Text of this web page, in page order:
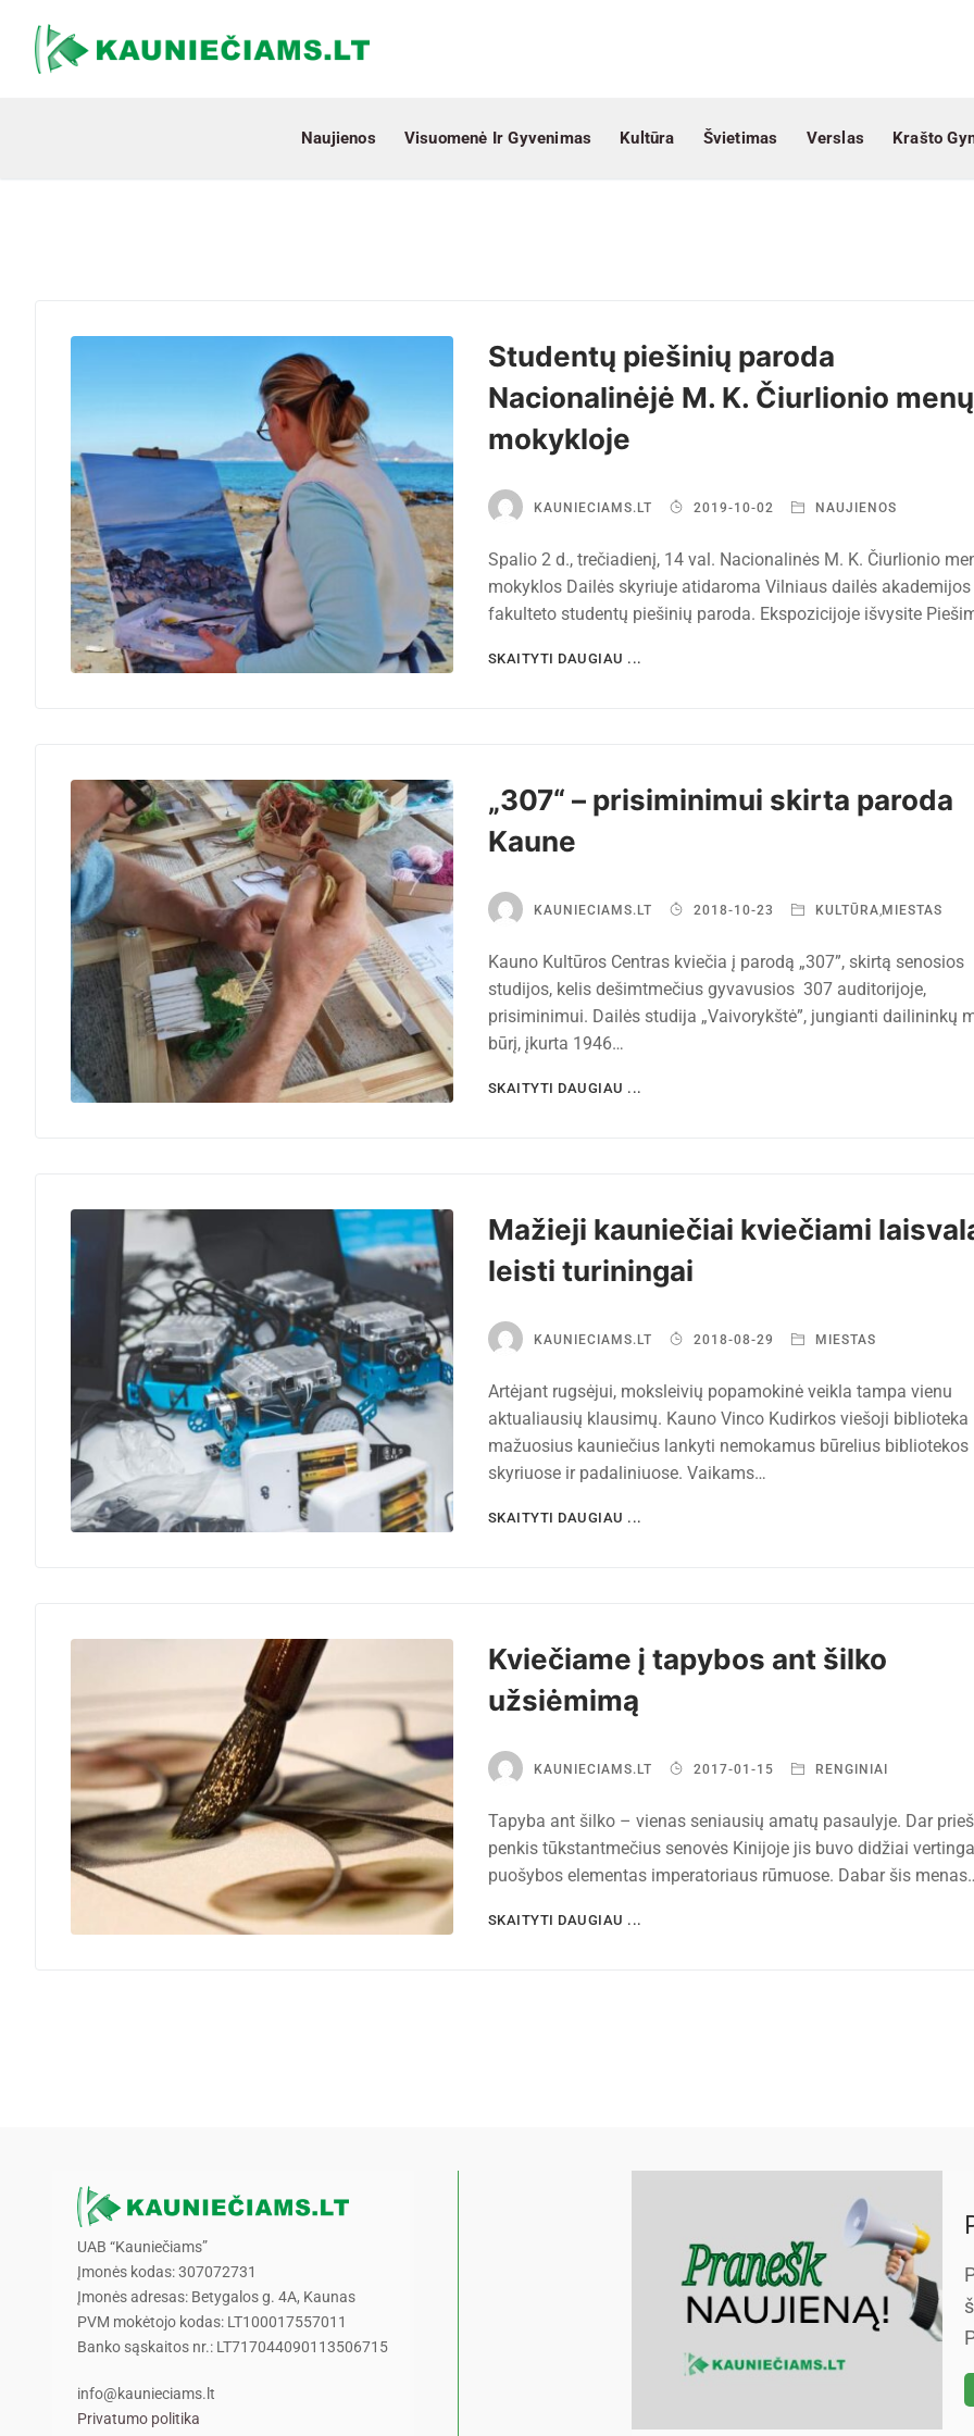
Naujienos Visuomenė Ir Gyvenimas Kultūra Švietimas Verslas Krašto
Studentų piešinių paroda
Nacionalinėjė M. K. Čiurlionio menų
mokykloje
KAUNIECIAMS.LT 2019-10-02 NAUJIENOS
Spalio 2 d., trečiadienį, 14 val. Nacionalinės M. K. Čiurlionio
mokyklos Dailės skyriuje atidaroma Vilniaus dailės akademijos
fakulteto studentų piešinių paroda. Ekspozicijoje išvysite
SKAITYTI DAUGIAU ...
„307“ – prisiminimui skirta paroda
Kaune
KAUNIECIAMS.LT 2018-10-23 KULTŪRA MIESTAS
Kauno Kultūros Centras kviečia į parodą „307”, skirtą senosios
studijos, kelis dešimtmečius gyvavusios 307 auditorijoje,
prisiminimui. Dailės studija „Vaivorykštė”, jungianti dailininkų
būrį, įkurta 1946…
SKAITYTI DAUGIAU ...
Mažieji kauniečiai kviečiami
leisti turiningai
KAUNIECIAMS.LT 2018-08-29 MIESTAS
Artėjant rugsėjui, moksleivių popamokinė veikla tampa vienu
aktualiausių klausimų. Kauno Vinco Kudirkos viešoji biblioteka
mažuosius kauniečius lankyti nemokamus būrelius bibliotekos
skyriuose ir padaliniuose. Vaikams…
SKAITYTI DAUGIAU ...
Kviečiame į tapybos ant šilko
užsiėmimą
KAUNIECIAMS.LT 2017-01-15 RENGINIAI
Tapyba ant šilko – vienas seniausių amatų pasaulyje. Dar prieš
penkis tūkstantmečius senovės Kinijoje jis buvo didžiai
puošybos elementas imperatoriaus rūmuose. Dabar šis
SKAITYTI DAUGIAU ...
UAB “Kauniečiams”
Įmonės kodas: 307072731
Įmonės adresas: Betygalos g. 4A, Kaunas
PVM mokėtojo kodas: LT100017557011
Banko sąskaitos nr.: LT717044090113506715
info@kaunieciams.lt
Privatumo politika